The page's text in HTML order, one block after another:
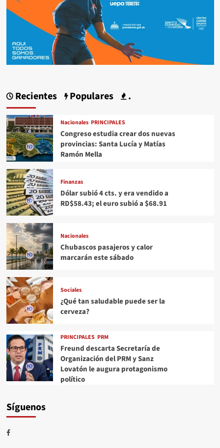
Recientes Populares .
Nacionales PRINCIPALES
Congreso estudia crear dos nuevas
provincias: Santa Lucía y Matías
Ramón Mella
Finanzas
Dólar subió 4 cts. y era vendido a
RD$58.43; el euro subió a $68.91
Nacionales
Chubascos pasajeros y calor
marcarán este sábado
Sociales
¿Qué tan saludable puede ser la
cerveza?
PRINCIPALES PRM
Freund descarta Secretaría de
Organización del PRM y Sanz
Lovatón le augura protagonismo
político
Síguenos